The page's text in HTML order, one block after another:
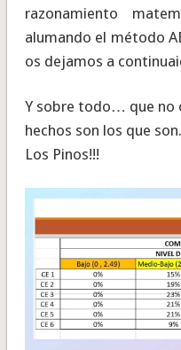
razonamiento
alumando el método
os dejamos a
Y sobre todo… que no
hechos son los que
Los Pinos!!!